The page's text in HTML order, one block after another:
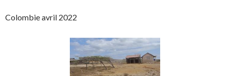
Colombie avril 2022